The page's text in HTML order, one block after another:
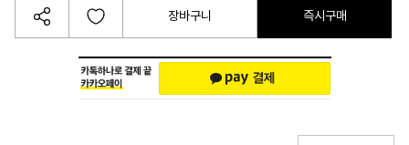
장바구니 즉시구매